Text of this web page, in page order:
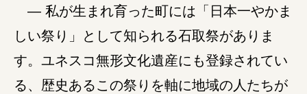
― 私が生まれ育った町には「日本一やかま
しい祭り」として知られる石取祭がありま
す。ユネスコ無形文化遺産にも登録されてい
る、歴史あるこの祭りを軸に地域の人たちが